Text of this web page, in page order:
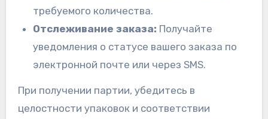
требуемого количества.
Отслеживание заказа: Получайте
уведомления о статусе вашего заказа по
электронной почте или через SMS.
При получении партии, убедитесь в
целостности упаковок и соответствии